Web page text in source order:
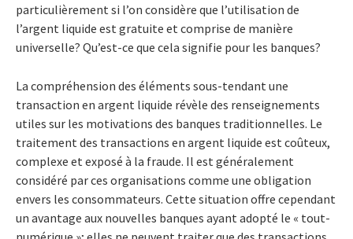
particulièrement si l’on considère que l’utilisation de
l’argent liquide est gratuite et comprise de manière
universelle? Qu’est-ce que cela signifie pour les banques?
La compréhension des éléments sous-tendant une
transaction en argent liquide révèle des renseignements
utiles sur les motivations des banques traditionnelles. Le
traitement des transactions en argent liquide est coûteux,
complexe et exposé à la fraude. Il est généralement
considéré par ces organisations comme une obligation
envers les consommateurs. Cette situation offre cependant
un avantage aux nouvelles banques ayant adopté le « tout-